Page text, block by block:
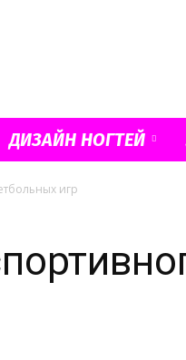
Французский
ДИЗАЙН НОГТЕЙ
игр